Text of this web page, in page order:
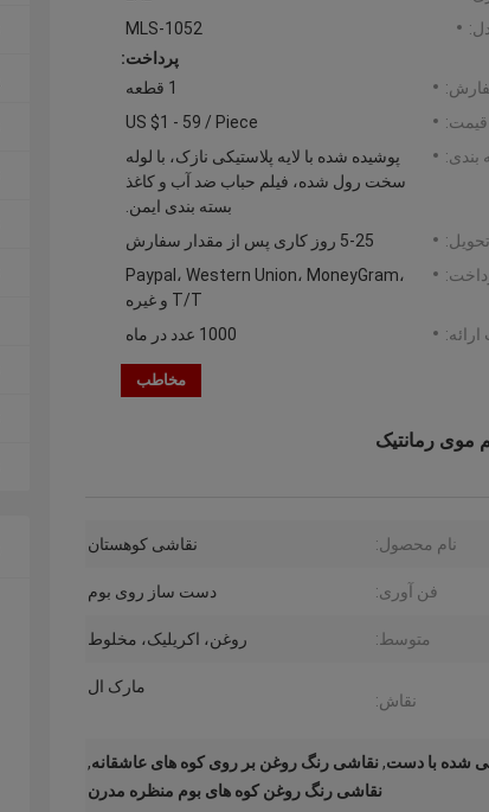
MLS-1052
پرداخت:
1 قطعه
قیمت:
US $1 - 59 / Piece
بندی:
پوشیده شده با لایه پلاستیکی نازک، با لوله
سخت رول شده، فیلم حباب ضد آب و کاغذ
بسته بندی ایمن.
5-25 روز کاری پس از مقدار سفارش
Paypal، Western Union، MoneyGram،
T/T و غیره
ارائه:
1000 عدد در ماه
مخاطب
موی رمانتیک
نام محصول: نقاشی کوهستان
فن آوری: دست ساز روی بوم
متوسط: روغن، اکریلیک، مخلوط
نقاش:
مارک ال
شده با دست, نقاشی رنگ روغن بر روی کوه های عاشقانه,
نقاشی رنگ روغن کوه های بوم منظره مدرن